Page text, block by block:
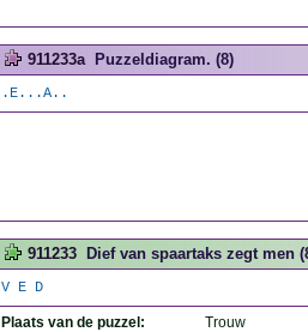
911233a Puzzeldiagram. (8)
.E...A..
911233 Dief van spaartaks zegt men
V E D
Plaats van de puzzel:
Trouw